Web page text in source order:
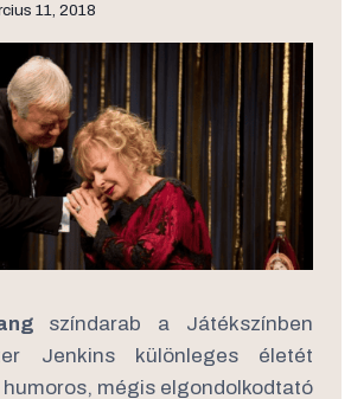
11, 2018
színdarab a Játékszínben
Jenkins különleges életét
mégis elgondolkodtató